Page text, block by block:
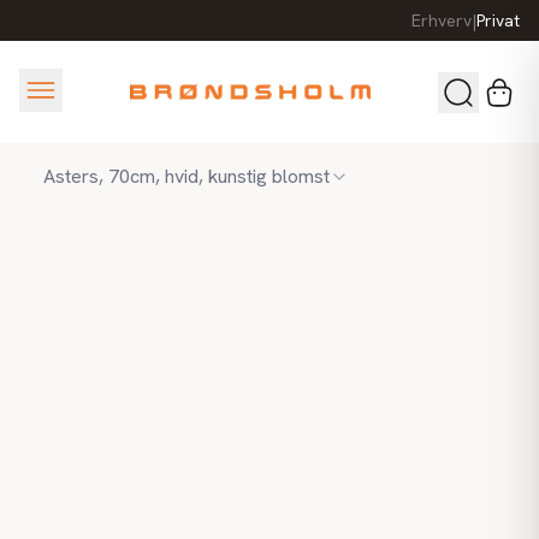
Erhverv|Privat
Asters, 70cm, hvid, kunstig blomst